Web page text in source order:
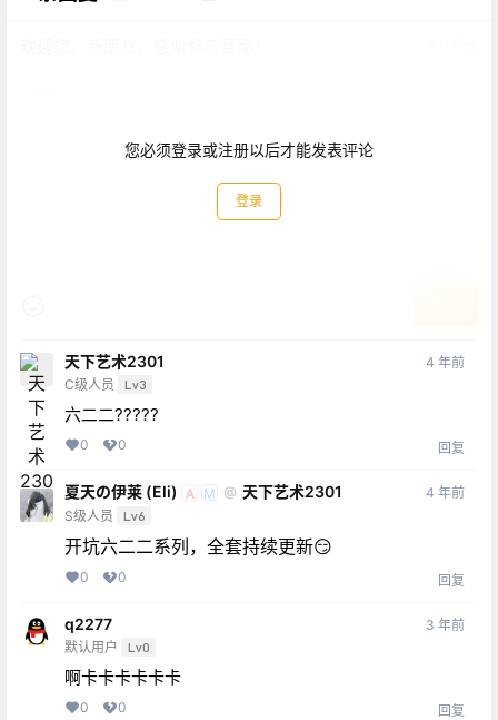
您必须登录或注册以后才能发表评论
登录
天下艺术2301
C级人员 Lv3
4 年前
六二二?????
0 0 回复
夏天の伊莱 (Eli) A M @ 天下艺术2301
S级人员 Lv6
4 年前
开坑六二二系列，全套持续更新😏
0 0 回复
q2277
默认用户 Lv0
3 年前
啊卡卡卡卡卡卡
0 0 回复